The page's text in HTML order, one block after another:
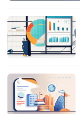
合
作
与
支
持